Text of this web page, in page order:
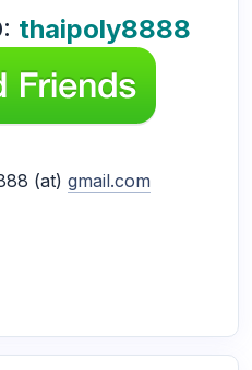
thaipoly8888
(at) gmail.com